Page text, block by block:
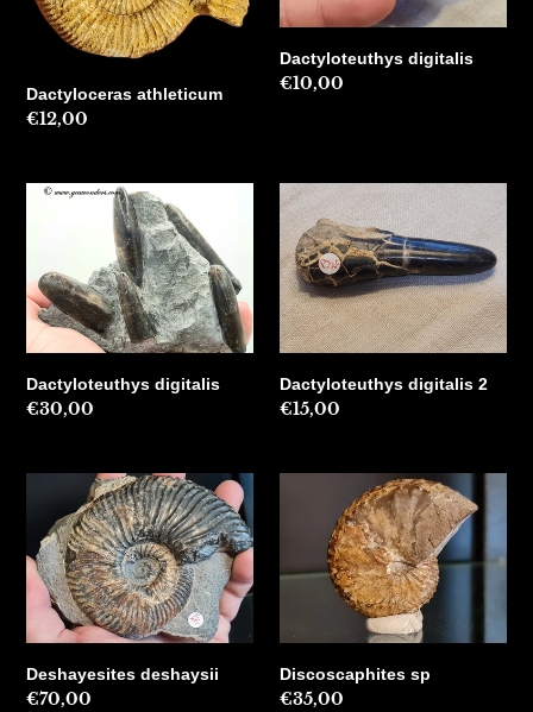
Dactyloceras athleticum
Precio
€12,00
Dactyloteuthys digitalis
Precio
€10,00
Dactyloteuthys
Dactyloteuthys digitalis
Precio
€30,00
Dactyloteuthys
digitalis
2
Dactyloteuthys digitalis 2
Precio
€15,00
Deshayesites
deshaysii
Deshayesites deshaysii
Precio
€70,00
Discoscaphites
Discoscaphites sp
Precio
€35,00